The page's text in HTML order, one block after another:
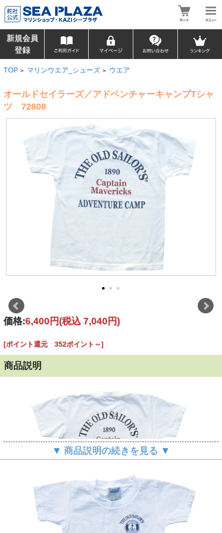
新規会員
登録
TOP > マリンウエア_シューズ > ウエア
オールドセイラーズ／アドベンチャーキャンプTシャ
ツ 72808
価格:6,400円(税込 7,040円)
[ポイント還元 352ポイント～]
商品説明
▼ 商品説明の続きを見る ▼